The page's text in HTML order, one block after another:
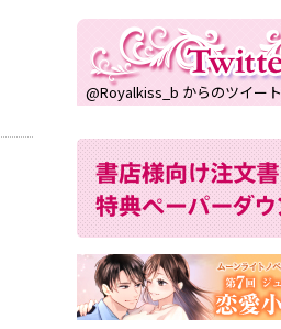
@Royalkiss_b からのツイート